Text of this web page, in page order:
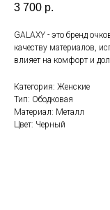
3 700 р.
GALAXY - это бренд
качеству материалов,
влияет на комфорт и
Категория: Женские
Тип: Ободковая
Материал: Металл
Цвет: Черный